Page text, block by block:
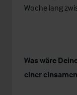
Woche lang
Was wäre
einer